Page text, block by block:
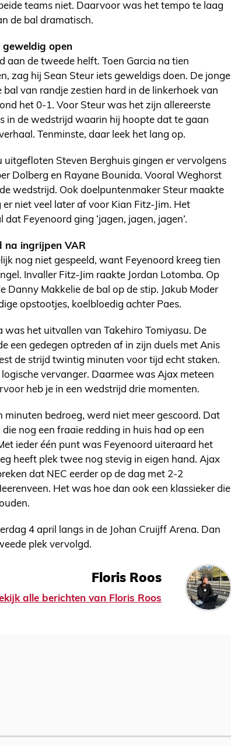
teams niet. Daarvoor was het tempo te laag
de bal dramatisch.
open
aan de tweede helft. Toen Garcia na tien
zag hij Sean Steur iets geweldigs doen. De jonge
bal van randje zestien hard in de linkerhoek van
het 0-1. Voor Steur was het zijn allereerste
in de wedstrijd waarin hij hoopte dat te gaan
Tenminste, daar leek het lang op.
uitgefloten Steven Berghuis gingen er vervolgens
Dolberg en Rayane Bounida. Vooral Weghorst
wedstrijd. Ook doelpuntenmaker Steur maakte
niet veel later af voor Kian Fitz-Jim. Het
Feyenoord ging ‘jagen, jagen, jagen’.
na ingrijpen VAR
nog niet gespeeld, want Feyenoord kreeg tien
Invaller Fitz-Jim raakte Jordan Lotomba. Op
Danny Makkelie de bal op de stip. Jakub Moder
opstootjes, koelbloedig achter Paes.
was het uitvallen van Takehiro Tomiyasu. De
een gedegen optreden af in zijn duels met Anis
de strijd twintig minuten voor tijd echt staken.
vervanger. Daarmee was Ajax meteen
heb je in een wedstrijd drie momenten.
minuten bedroeg, werd niet meer gescoord. Dat
nog een fraaie redding in huis had op een
ieder één punt was Feyenoord uiteraard het
heeft plek twee nog stevig in eigen hand. Ajax
dat NEC eerder op de dag met 2-2
Het was hoe dan ook een klassieker die
4 april langs in de Johan Cruijff Arena. Dan
plek vervolgd.
Floris Roos
alle berichten van Floris Roos